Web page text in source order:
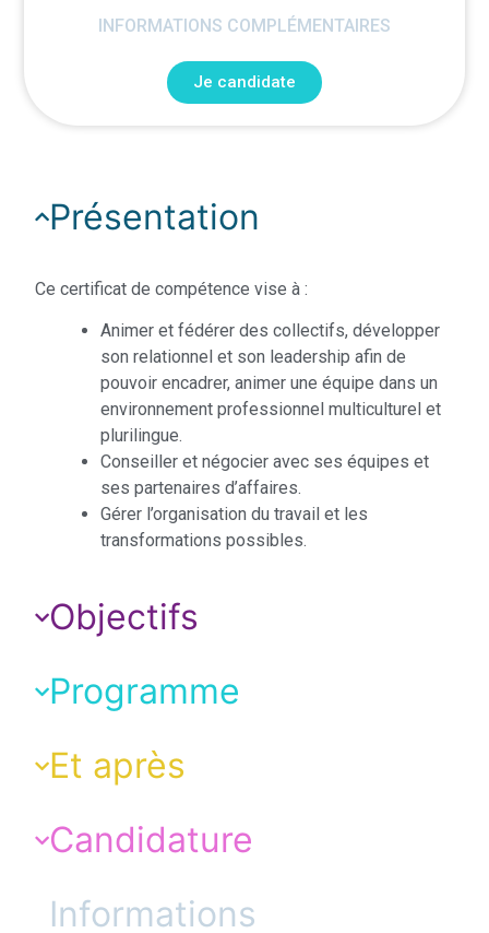
INFORMATIONS COMPLÉMENTAIRES
Je candidate
Présentation
Ce certificat de compétence vise à :
Animer et fédérer des collectifs, développer
son relationnel et son leadership afin de
pouvoir encadrer, animer une équipe dans un
environnement professionnel multiculturel et
plurilingue.
Conseiller et négocier avec ses équipes et
ses partenaires d’affaires.
Gérer l’organisation du travail et les
transformations possibles.
Objectifs
Programme
Et après
Candidature
Informations